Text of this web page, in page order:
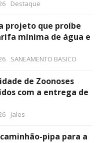
Destaque
projeto que proíbe
mínima de água e
SANEAMENTO BASICO
de Zoonoses
com a entrega de
Jales
pipa para a